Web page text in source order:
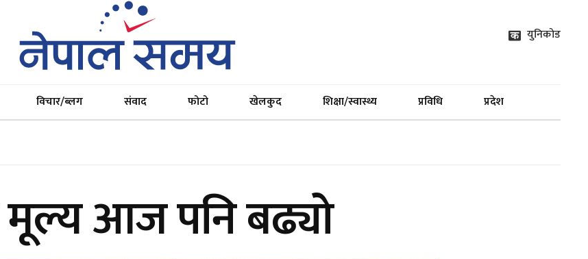
युनिकोड
विचार/ब्लग संवाद फोटो खेलकुद शिक्षा/स्वास्थ्य प्रविधि प्रदेश
आज पनि बढ्यो